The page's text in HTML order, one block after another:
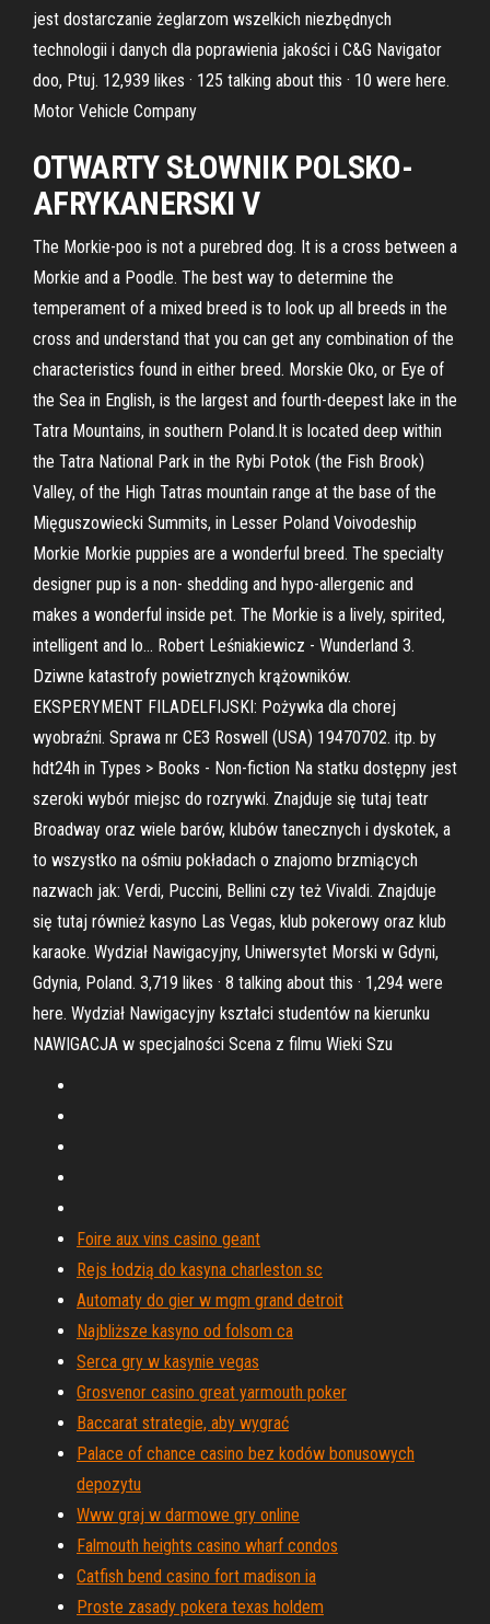
jest dostarczanie żeglarzom wszelkich niezbędnych
technologii i danych dla poprawienia jakości i C&G Navigator
doo, Ptuj. 12,939 likes · 125 talking about this · 10 were here.
Motor Vehicle Company
OTWARTY SŁOWNIK POLSKO-
AFRYKANERSKI V
The Morkie-poo is not a purebred dog. It is a cross between a
Morkie and a Poodle. The best way to determine the
temperament of a mixed breed is to look up all breeds in the
cross and understand that you can get any combination of the
characteristics found in either breed. Morskie Oko, or Eye of
the Sea in English, is the largest and fourth-deepest lake in the
Tatra Mountains, in southern Poland.It is located deep within
the Tatra National Park in the Rybi Potok (the Fish Brook)
Valley, of the High Tatras mountain range at the base of the
Mięguszowiecki Summits, in Lesser Poland Voivodeship
Morkie Morkie puppies are a wonderful breed. The specialty
designer pup is a non- shedding and hypo-allergenic and
makes a wonderful inside pet. The Morkie is a lively, spirited,
intelligent and lo… Robert Leśniakiewicz - Wunderland 3.
Dziwne katastrofy powietrznych krążowników.
EKSPERYMENT FILADELFIJSKI: Pożywka dla chorej
wyobraźni. Sprawa nr CE3 Roswell (USA) 19470702. itp. by
hdt24h in Types > Books - Non-fiction Na statku dostępny jest
szeroki wybór miejsc do rozrywki. Znajduje się tutaj teatr
Broadway oraz wiele barów, klubów tanecznych i dyskotek, a
to wszystko na ośmiu pokładach o znajomo brzmiących
nazwach jak: Verdi, Puccini, Bellini czy też Vivaldi. Znajduje
się tutaj również kasyno Las Vegas, klub pokerowy oraz klub
karaoke. Wydział Nawigacyjny, Uniwersytet Morski w Gdyni,
Gdynia, Poland. 3,719 likes · 8 talking about this · 1,294 were
here. Wydział Nawigacyjny kształci studentów na kierunku
NAWIGACJA w specjalności Scena z filmu Wieki Szu
Foire aux vins casino geant
Rejs łodzią do kasyna charleston sc
Automaty do gier w mgm grand detroit
Najbliższe kasyno od folsom ca
Serca gry w kasynie vegas
Grosvenor casino great yarmouth poker
Baccarat strategie, aby wygrać
Palace of chance casino bez kodów bonusowych
depozytu
Www graj w darmowe gry online
Falmouth heights casino wharf condos
Catfish bend casino fort madison ia
Proste zasady pokera texas holdem